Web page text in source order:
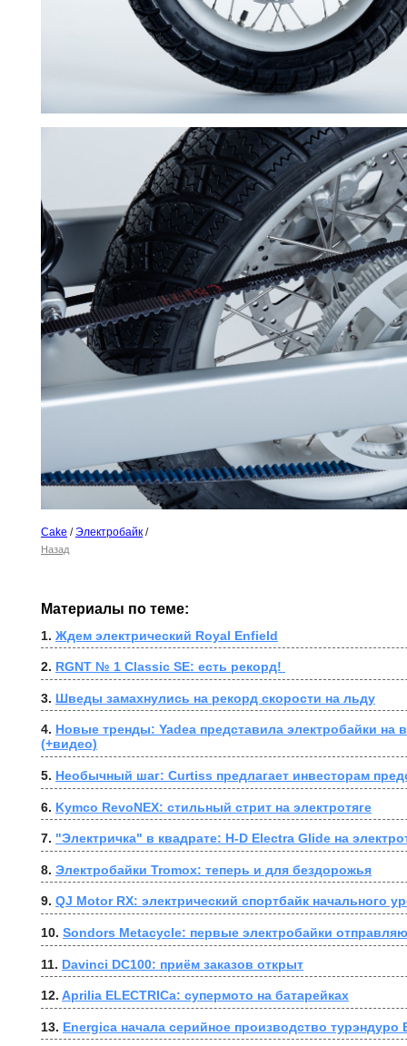
Cake /Электробайк /
Назад
Материалы по теме:
1. Ждем электрический Royal Enfield
2. RGNT № 1 Classic SE: есть рекорд!
3. Шведы замахнулись на рекорд скорости на льду
4. Новые тренды: Yadea представила электробайки на
(+видео)
5. Необычный шаг: Curtiss предлагает инвесторам
6. Kymco RevoNEX: стильный стрит на электротяге
7. "Электричка" в квадрате: H-D Electra Glide на
8. Электробайки Tromox: теперь и для бездорожья
9. QJ Motor RX: электрический спортбайк начального
10. Sondors Metacycle: первые электробайки
11. Davinci DC100: приём заказов открыт
12. Aprilia ELECTRICa: супермото на батарейках
13. Energica начала серийное производство турэндуро